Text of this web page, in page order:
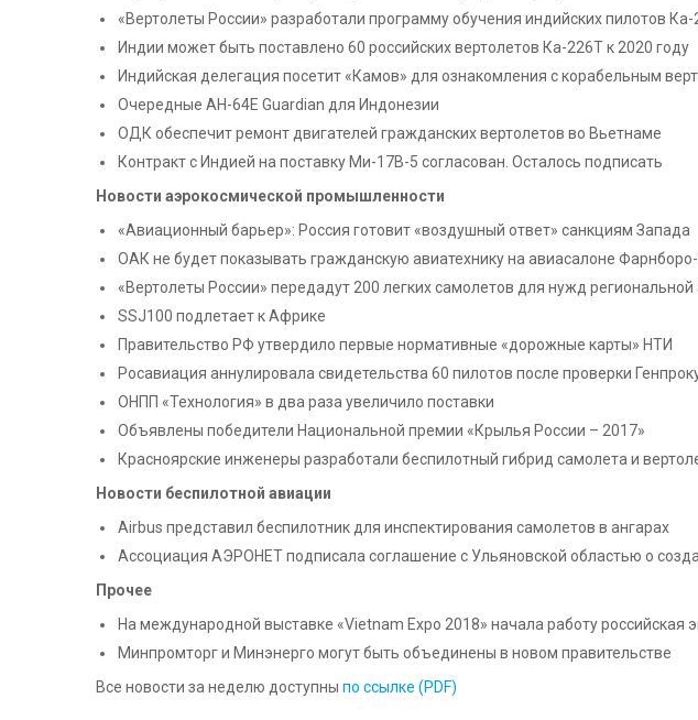
«Вертолеты России» разработали программу обучения индийских пилотов
Индии может быть поставлено 60 российских вертолетов Ка-226Т к 2020 году
Индийская делегация посетит «Камов» для ознакомления с корабельным
Очередные AH-64E Guardian для Индонезии
ОДК обеспечит ремонт двигателей гражданских вертолетов во Вьетнаме
Контракт с Индией на поставку Ми-17В-5 согласован. Осталось подписать
Новости аэрокосмической промышленности
«Авиационный барьер»: Россия готовит «воздушный ответ» санкциям Запада
ОАК не будет показывать гражданскую авиатехнику на авиасалоне
«Вертолеты России» передадут 200 легких самолетов для нужд
SSJ100 подлетает к Африке
Правительство РФ утвердило первые нормативные «дорожные карты» НТИ
Росавиация аннулировала свидетельства 60 пилотов после проверки
ОНПП «Технология» в два раза увеличило поставки
Объявлены победители Национальной премии «Крылья России – 2017»
Красноярские инженеры разработали беспилотный гибрид самолета и
Новости беспилотной авиации
Airbus представил беспилотник для инспектирования самолетов в ангарах
Ассоциация АЭРОНЕТ подписала соглашение с Ульяновской областью о
Прочее
На международной выставке «Vietnam Expo 2018» начала работу российская
Минпромторг и Минэнерго могут быть объединены в новом правительстве
Все новости за неделю доступны по ссылке (PDF)